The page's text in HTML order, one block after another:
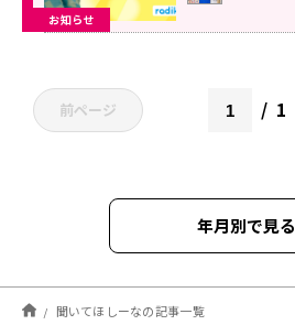
お知らせ
前ページ 1
年月別で見る
2026年07月
聞いてほしーなの記事一覧